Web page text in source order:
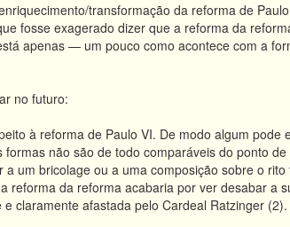
transformação da reforma de
fosse exagerado dizer que a reforma da
apenas — um pouco como acontece com a
no futuro:
à reforma de Paulo VI. De modo algum pode
não são de todo comparáveis do ponto
um bricolage ou a uma composição sobre o
da reforma acabaria por ver desabar a
claramente afastada pelo Cardeal Ratzinger (2).